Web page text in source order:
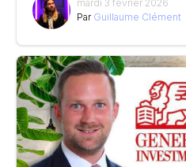
mardi 3 février 2026
Par Guillaume Clément